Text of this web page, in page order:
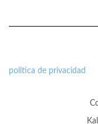
politica de privacidad